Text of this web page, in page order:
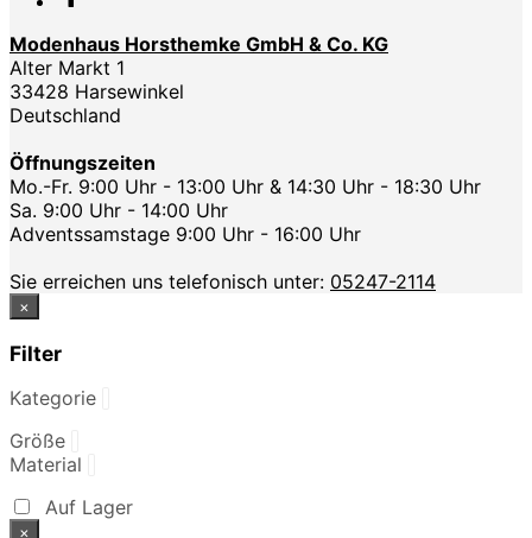
Modenhaus Horsthemke GmbH & Co. KG
Alter Markt 1
33428 Harsewinkel
Deutschland
Öffnungszeiten
Mo.-Fr. 9:00 Uhr - 13:00 Uhr & 14:30 Uhr - 18:30 Uhr
Sa. 9:00 Uhr - 14:00 Uhr
Adventssamstage 9:00 Uhr - 16:00 Uhr
Sie erreichen uns telefonisch unter: 05247-2114
×
Filter
Kategorie
Größe
Material
Auf Lager
×